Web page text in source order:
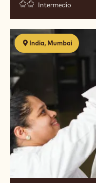
Intermedio
India, Mumbai
Diwali
Party
-
Finest
Belgian
Chocolate
X
Indian
Flavors